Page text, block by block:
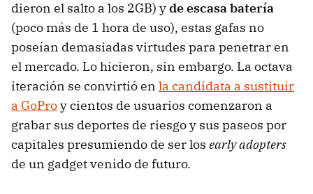
dieron el salto a los 2GB) yde escasa batería
(poco más de 1 hora de uso), estas gafas no
poseían demasiadas virtudes para penetrar en
el mercado. Lo hicieron, sin embargo. La octava
iteración se convirtió en la candidata a sustituir
a GoProy cientos de usuarios comenzaron a
grabar sus deportes de riesgo y sus paseos por
capitales presumiendo de ser los early adopters
de un gadget venido de futuro.